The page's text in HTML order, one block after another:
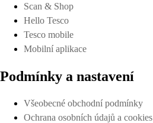
Scan & Shop
Hello Tesco
Tesco mobile
Mobilní aplikace
Podmínky a nastavení
Všeobecné obchodní podmínky
Ochrana osobních údajů a cookies